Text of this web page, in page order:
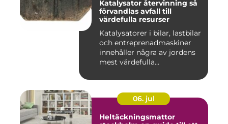
Katalysator återvinning så
förvandlas avfall till
värdefulla resurser
Katalysatorer i bilar, lastbilar
och entreprenadmaskiner
innehåller några av jordens
mest värdefulla...
06. jul
Heltäckningsmattor